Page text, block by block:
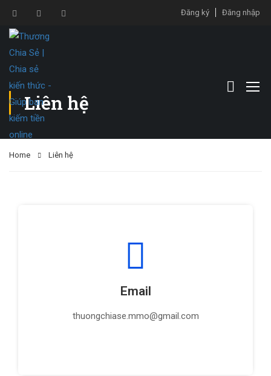
Đăng ký Đăng nhập
Liên hệ
Home Liên hệ
Email
thuongchiase.mmo@gmail.com